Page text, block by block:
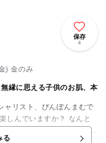
保存
4
) 金のみ
縁に思える子供のお肌、本
ャリスト、ぴんぽんまむで
か？ 「赤ちゃん用」って
る